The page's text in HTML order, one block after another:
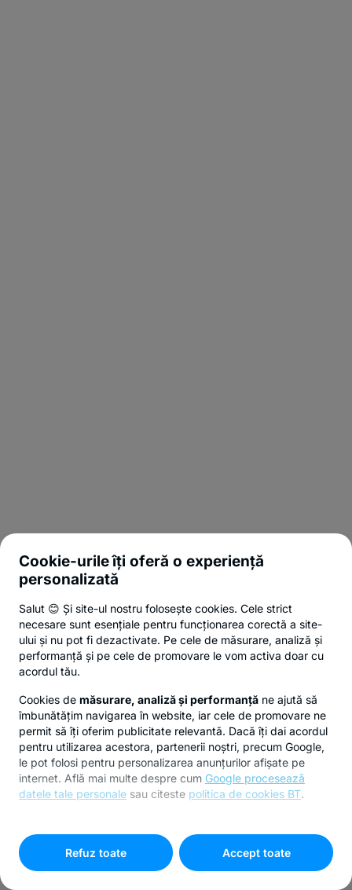
Cookie-urile îți oferă o experiență
personalizată
Salut 😊 Și site-ul nostru folosește cookies. Cele strict
necesare sunt esențiale pentru funcționarea corectă a site-
ului și nu pot fi dezactivate. Pe cele de măsurare, analiză și
performanță și pe cele de promovare le vom activa doar cu
acordul tău.
Cookies de măsurare, analiză și performanță ne ajută să
îmbunătățim navigarea în website, iar cele de promovare ne
permit să îți oferim publicitate relevantă. Dacă îți dai acordul
pentru utilizarea acestora, partenerii noștri, precum Google,
le pot folosi pentru personalizarea anunțurilor afișate pe
internet. Află mai multe despre cum Google procesează
datele tale personale sau citeste politica de cookies BT.
cookies"
Refuz toate
Accept toate